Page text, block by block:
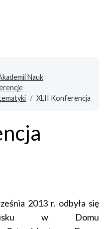
Nauk
XLII Konferencja
2013 r. odbyła się
w Domu